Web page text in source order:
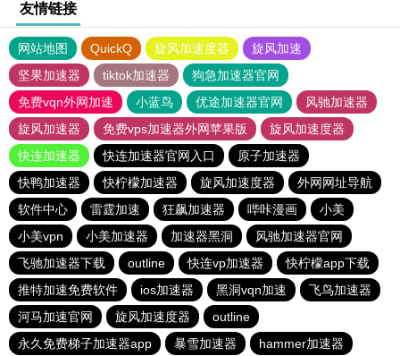
友情链接
网站地图 QuickQ 旋风加速度器
旋风加速
坚果加速器
tiktok加速器
狗急加速器官网
免费vqn外网加速
小蓝鸟 优途加速器官网
风驰加速器
旋风加速器
免费vps加速器外网苹果版
旋风加速度器
快连加速器
快连加速器官网入口
原子加速器
快鸭加速器
快柠檬加速器 旋风加速度器
外网网址导航
软件中心
雷霆加速 狂飙加速器 哔咔漫画
小美
小美vpn
小美加速器 加速器黑洞
风驰加速器官网
飞驰加速器下载
outline 快连vp加速器
快柠檬app下载
推特加速免费软件
ios加速器 黑洞vqn加速
飞鸟加速器
河马加速官网
旋风加速度器
outline
永久免费梯子加速器app
暴雪加速器 hammer加速器